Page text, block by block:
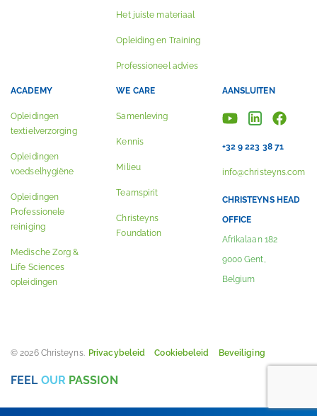
Het juiste materiaal
Opleiding en Training
Professioneel advies
ACADEMY
Opleidingen
textielverzorging
Opleidingen
voedselhygiëne
Opleidingen
Professionele
reiniging
Medische Zorg &
Life Sciences
opleidingen
WE CARE
Samenleving
Kennis
Milieu
Teamspirit
Christeyns
Foundation
AANSLUITEN
+32 9 223 38 71
info@christeyns.com
CHRISTEYNS HEAD
OFFICE
Afrikalaan 182
9000 Gent,
Belgium
© 2026 Christeyns. Privacybeleid Cookiebeleid Beveiliging
FEEL OUR PASSION